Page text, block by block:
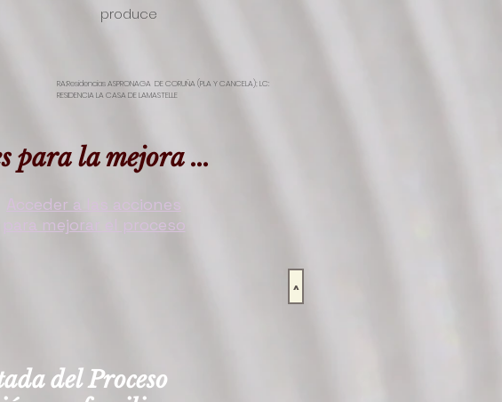
produce
RA:Residencias ASPRONAGA DE CORUÑA (PLA Y CANCELA); LC:
RESIDENCIA LA CASA DE LAMASTELLE
para la mejora ...
Acceder a las acciones
para mejorar el proceso
>
del Proceso